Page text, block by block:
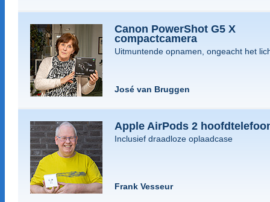
Canon PowerShot G5 X
compactcamera
Uitmuntende opnamen, ongeacht het
José van Bruggen
Apple AirPods 2
Inclusief draadloze oplaadcase
Frank Vesseur